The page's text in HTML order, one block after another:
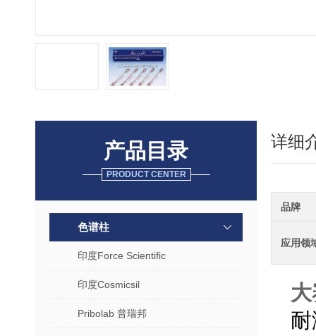
产品目录
PRODUCT CENTER
色谱柱
印度Force Scientific
印度Cosmicsil
Pribolab 普瑞邦
详细
品牌
应用领